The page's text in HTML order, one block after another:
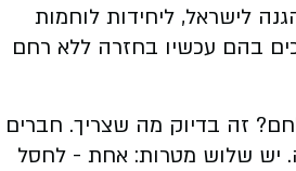
לישראל, ליחידות לוחמות
בהם עכשיו בחזרה ללא רחם
זה בדיוק מה שצריך. חברים
יש שלוש מטרות: אחת - לחסל